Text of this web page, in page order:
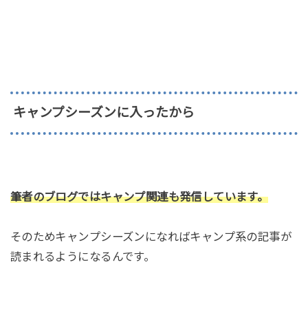
キャンプシーズンに入ったから
筆者のブログではキャンプ関連も発信しています。
そのためキャンプシーズンになればキャンプ系の記事が
読まれるようになるんです。